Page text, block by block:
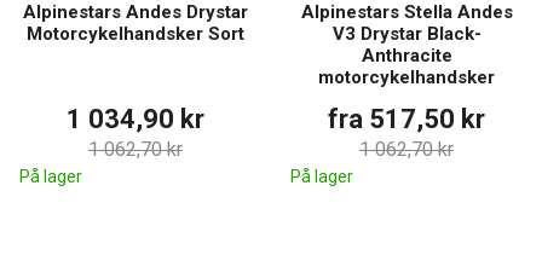
Alpinestars Andes Drystar
Motorcykelhandsker Sort
1 034,90 kr
1 062,70 kr
På lager
Alpinestars Stella Andes
V3 Drystar Black-
Anthracite
motorcykelhandsker
fra 517,50 kr
1 062,70 kr
På lager